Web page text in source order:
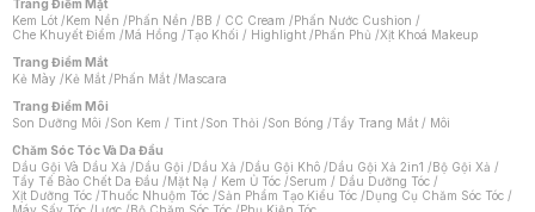
Trang Điểm Mặt
Kem Lót /Kem Nền /Phấn Nền /BB / CC Cream /Phấn Nước Cushion /
Che Khuyết Điểm /Má Hồng /Tạo Khối / Highlight /Phấn Phủ /Xịt Khoá Makeup
Trang Điểm Mắt
Kẻ Mày /Kẻ Mắt /Phấn Mắt /Mascara
Trang Điểm Môi
Son Dưỡng Môi /Son Kem / Tint /Son Thỏi /Son Bóng /Tẩy Trang Mắt / Môi
Chăm Sóc Tóc Và Da Đầu
Dầu Gội Và Dầu Xả /Dầu Gội /Dầu Xả /Dầu Gội Khô /Dầu Gội Xả 2in1 /Bộ Gội Xả /
Tẩy Tế Bào Chết Da Đầu /Mặt Nạ / Kem Ủ Tóc /Serum / Dầu Dưỡng Tóc /
Xịt Dưỡng Tóc /Thuốc Nhuộm Tóc /Sản Phẩm Tạo Kiểu Tóc /Dụng Cụ Chăm Sóc Tóc /